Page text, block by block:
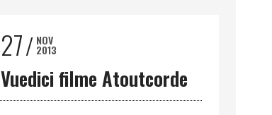
27 NOV
2013
Vuedici filme Atoutcorde